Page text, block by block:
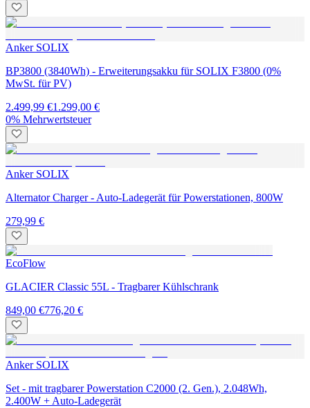
Anker SOLIX
BP3800 (3840Wh) - Erweiterungsakku für SOLIX F3800 (0%
MwSt. für PV)
2.499,99 €1.299,00 €
0% Mehrwertsteuer
Anker SOLIX
Alternator Charger - Auto-Ladegerät für Powerstationen, 800W
279,99 €
EcoFlow
GLACIER Classic 55L - Tragbarer Kühlschrank
849,00 €776,20 €
Anker SOLIX
Set - mit tragbarer Powerstation C2000 (2. Gen.), 2.048Wh,
2.400W + Auto-Ladegerät